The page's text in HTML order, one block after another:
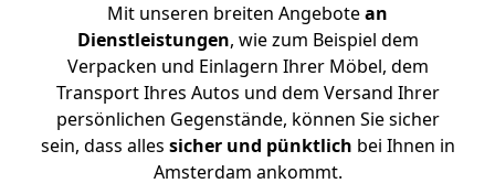
Mit unseren breiten Angebotean
Dienstleistungen, wie zum Beispiel dem
Verpacken und Einlagern Ihrer Möbel, dem
Transport Ihres Autos und dem Versand Ihrer
persönlichen Gegenstände, können Sie sicher
sein, dass alles sicher und pünktlich bei Ihnen in
Amsterdam ankommt.